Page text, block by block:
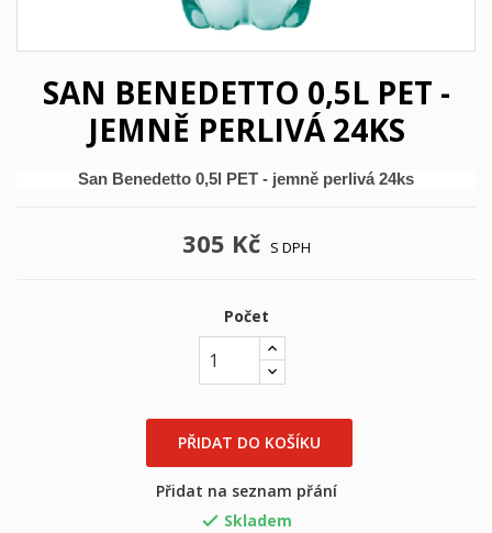
SAN BENEDETTO 0,5L PET -
JEMNĚ PERLIVÁ 24KS
San Benedetto 0,5l PET - jemně perlivá 24ks
305 Kč S DPH
Počet
PŘIDAT DO KOŠÍKU
Přidat na seznam přání
 Skladem
Můj seznam přání
Přihlásit se
svého seznamu přání.